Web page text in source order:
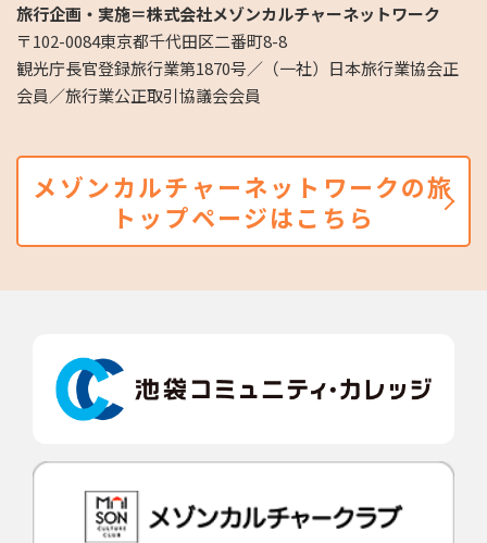
旅行企画・実施＝株式会社メゾンカルチャーネットワーク
〒102-0084東京都千代田区二番町8-8
観光庁長官登録旅行業第1870号／（一社）日本旅行業協会正
会員／旅行業公正取引協議会会員
メゾンカルチャーネットワークの旅
トップページはこちら